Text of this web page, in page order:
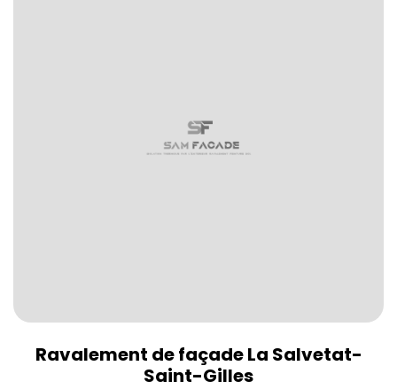
Ravalement de façade La Salvetat-
Saint-Gilles